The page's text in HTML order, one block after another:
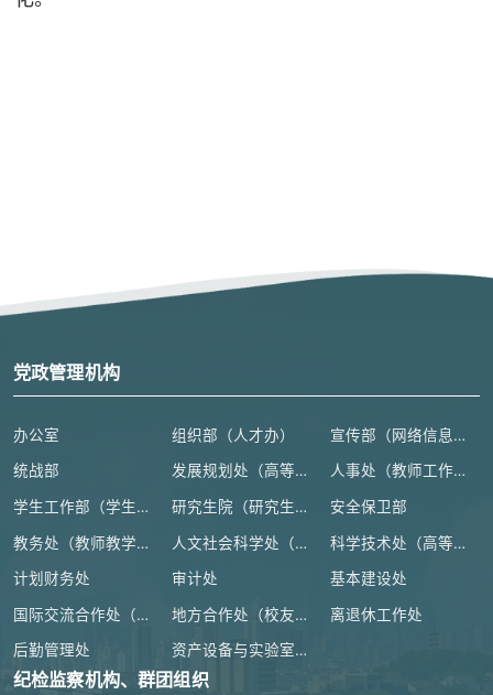
党政管理机构
办公室 组织部（人才办） 宣传部（网络信息安全管理与新闻中心）
统战部 发展规划处（高等教育研究所） 人事处（教师工作部）
学生工作部（学生处、人武部） 研究生院（研究生工作部、学科建设办公室） 安全保卫部
教务处（教师教学发展中心） 人文社会科学处（高等人文研究院） 科学技术处（高等研究院）
计划财务处 审计处 基本建设处
国际交流合作处（港澳台事务办公室） 地方合作处（校友总会办公室） 离退休工作处
后勤管理处 资产设备与实验室管理处
纪检监察机构、群团组织